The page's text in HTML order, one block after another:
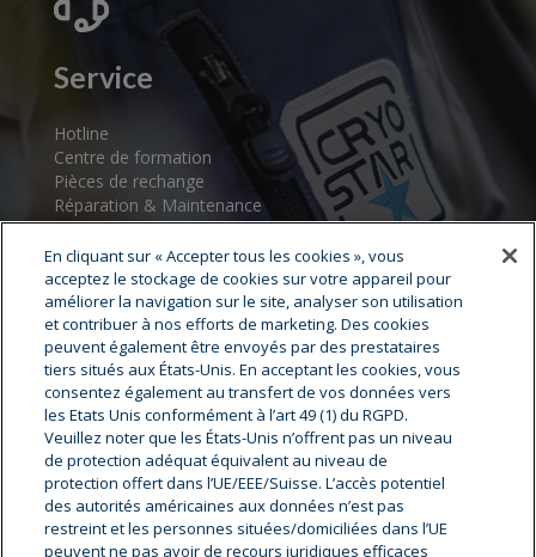
Service
Hotline
Centre de formation
Pièces de rechange
Réparation & Maintenance
Assistance au démarrage
Centres de service
Cryostar Groupe
Notre histoire
Nos valeurs
En cliquant sur « Accepter tous les cookies », vous
acceptez le stockage de cookies sur votre appareil pour
améliorer la navigation sur le site, analyser son utilisation
et contribuer à nos efforts de marketing. Des cookies
peuvent également être envoyés par des prestataires
tiers situés aux États-Unis. En acceptant les cookies, vous
consentez également au transfert de vos données vers
les Etats Unis conformément à l’art 49 (1) du RGPD.
Veuillez noter que les États-Unis n’offrent pas un niveau
de protection adéquat équivalent au niveau de
protection offert dans l’UE/EEE/Suisse. L’accès potentiel
des autorités américaines aux données n’est pas
restreint et les personnes situées/domiciliées dans l’UE
peuvent ne pas avoir de recours juridiques efficaces